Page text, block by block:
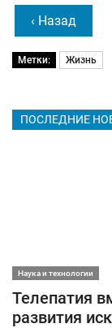
‹ Назад
Метки: Жизнь
ПОСЛЕДНИЕ
Наука и технологии
Телепатия
развития